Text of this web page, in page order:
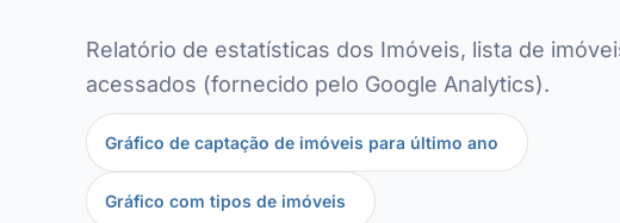
Relatório de estatísticas dos Imóveis, lista de
acessados (fornecido pelo Google Analytics).
Gráfico de captação de imóveis para último ano
Gráfico com tipos de imóveis